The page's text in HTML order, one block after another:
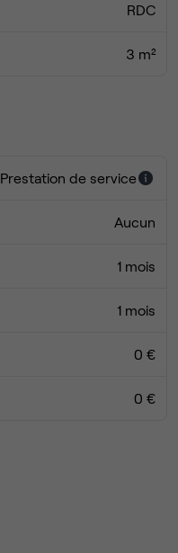
RDC
3 m²
Prestation de service
Aucun
1 mois
1 mois
0 €
0 €